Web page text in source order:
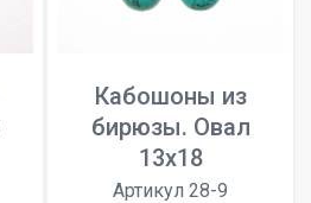
Кабошоны из
бирюзы. Овал
13x18
Артикул 28-9